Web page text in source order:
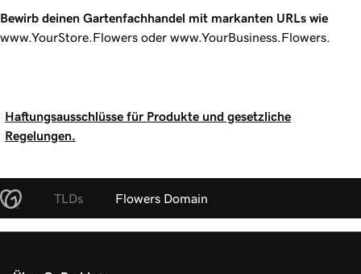
Bewirb deinen Gartenfachhandel mit markanten URLs wie
www.YourStore.Flowers oder www.YourBusiness.Flowers.
Haftungsausschlüsse für Produkte und gesetzliche
Regelungen.
TLDs Flowers Domain